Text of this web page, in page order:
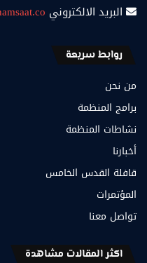
البريد الالكتروني
روابط سريعة
من نحن
برامج المنظمة
نشاطات المنظمة
أخبارنا
قافلة القدس الخامس
المؤتمرات
تواصل معنا
اكثر المقالات مشاهدة